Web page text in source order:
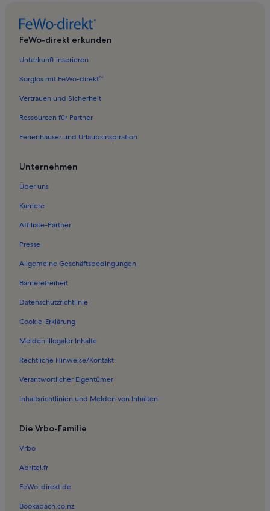
Ferienwohnungen in Sierksdorf
Ferienwohnungen in Niendorf
Ferienwohnungen in Ovendorf
Ferienwohnungen in Brodten
Ferienwohnungen in Neuhof
Ferienwohnungen in Strand Niendorf
Ferienwohnungen in Offendorf
Ferienwohnungen in Timmendorfer Strand
Ferienwohnungen in Strand Scharbeutz
Ferienwohnungen in Lübeck
Ferienwohnungen in Hemmelsdorfer See
Ferienwohnungen in Hundestrand
Ferienwohnungen in Warnsdorf
Ferienunterkünfte nahe Scharbeutz Station
Ferienwohnungen in Travemünde
Ferienwohnungen in Vogelpark Niendorf
Ferienwohnungen in Halbinsel Priwall
Ferienwohnungen in Strand Haffkrug
FeWo-direkt erkunden
Unterkunft inserieren
Sorglos mit FeWo-direkt™
Vertrauen und Sicherheit
Ressourcen für Partner
Ferienhäuser und Urlaubsinspiration
Unternehmen
Über uns
Karriere
Affiliate-Partner
Presse
Allgemeine Geschäftsbedingungen
Barrierefreiheit
Datenschutzrichtlinie
Cookie-Erklärung
Melden illegaler Inhalte
Rechtliche Hinweise/Kontakt
Verantwortlicher Eigentümer
Inhaltsrichtlinien und Melden von Inhalten
Die Vrbo-Familie
Vrbo
Abritel.fr
FeWo-direkt.de
Bookabach.co.nz